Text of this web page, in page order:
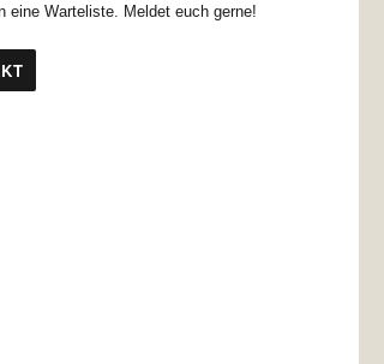
eine Warteliste. Meldet euch gerne!